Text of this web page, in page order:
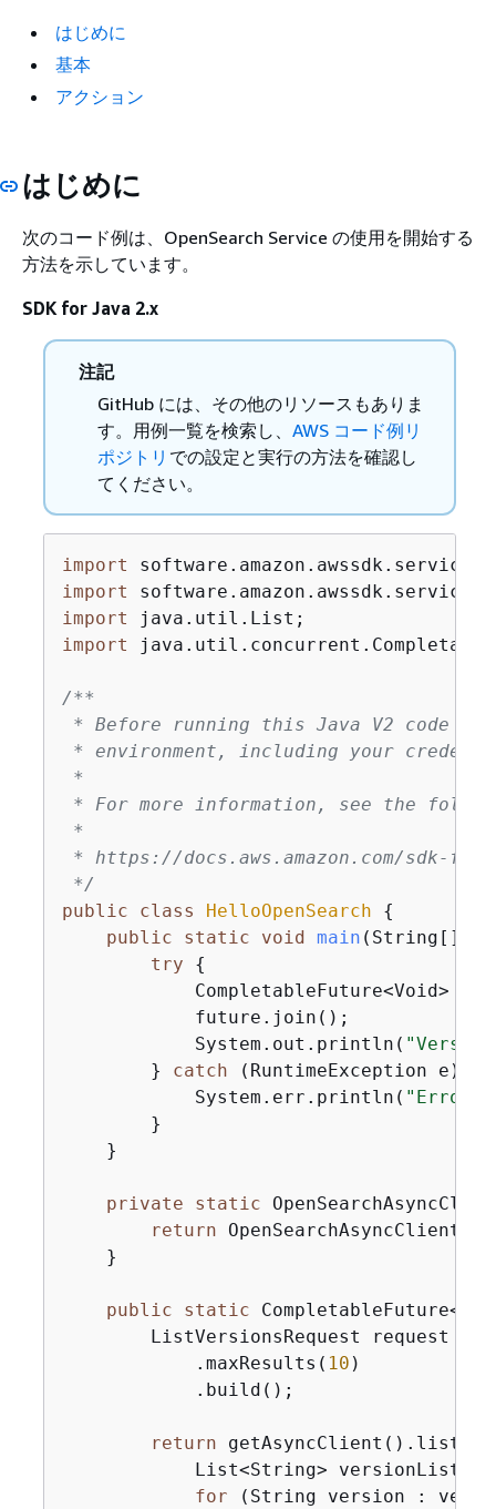
はじめに
基本
アクション
はじめに
次のコード例は、OpenSearch Service の使用を開始する
方法を示しています。
SDK for Java 2.x
注記
GitHub には、その他のリソースもありま
す。用例一覧を検索し、 AWS コード例リ
ポジトリ での設定と実行の方法を確認し
てください。
import
import
import
import
/**
* Before running this Java V2 code
* environment, including your
*
* For more information, see the
*
* https://docs.aws.amazon.com/sdk-
*/
public
class HelloOpenSearch
{
public
static void main (String[]
try
{
CompletableFuture<Void>
            future.join();
            System.out.println(
        }
catch (RuntimeException e)
            System.err.println(
"Error
        }
    }
private static
return
    }
public static
ListVersionsRequest request =
            .maxResults(
10 )
            .build();
return
List<String> versionList =
for (String version :